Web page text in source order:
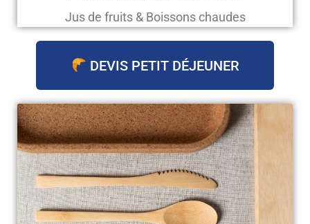
Jus de fruits & Boissons chaudes
DEVIS PETIT DÉJEUNER